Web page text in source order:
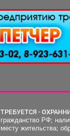
ТРЕБУЕТСЯ -
гражданство РФ; наличие регистрации по